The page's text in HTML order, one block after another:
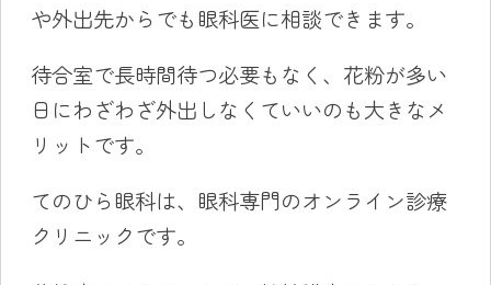
や外出先からでも眼科医に相談できます。
待合室で長時間待つ必要もなく、花粉が多い
日にわざわざ外出しなくていいのも大きなメ
リットです。
てのひら眼科は、眼科専門のオンライン診療
クリニックです。